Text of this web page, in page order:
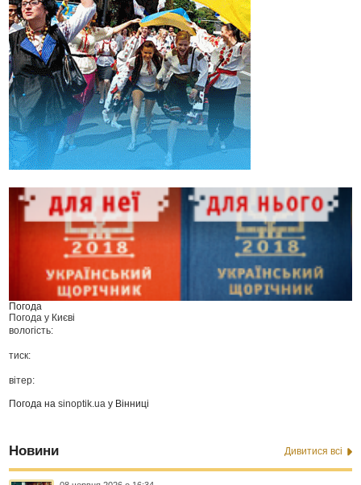
Погода
Погода у Києві
вологість:
тиск:
вітер:
Погода наsinoptik.ua у Вінниці
Новини Дивитися всі